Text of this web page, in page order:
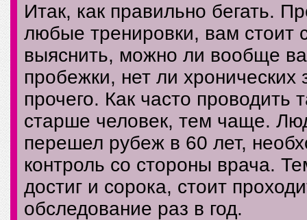
Итак, как правильно бегать.
любые тренировки, вам стоит
выяснить, можно ли вообще
пробежки, нет ли хронических
прочего. Как часто проводить
старше человек, тем чаще.
перешел рубеж в 60 лет,
контроль со стороны врача.
достиг и сорока, стоит
обследование раз в год.